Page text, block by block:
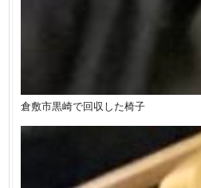
倉敷市黒崎で回収した椅子